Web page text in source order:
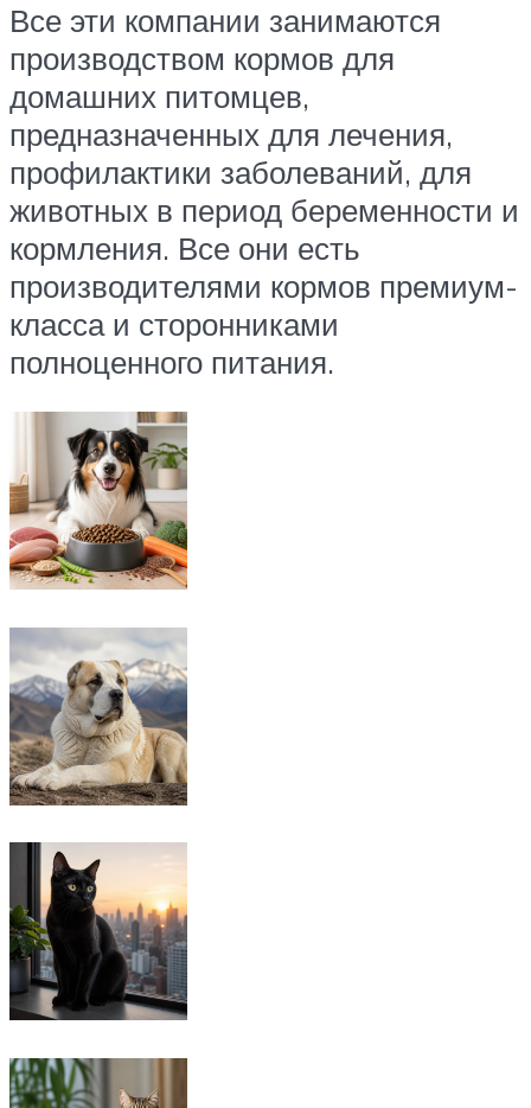
Все эти компании занимаются
производством кормов для
домашних питомцев,
предназначенных для лечения,
профилактики заболеваний, для
животных в период беременности и
кормления. Все они есть
производителями кормов премиум-
класса и сторонниками
полноценного питания.